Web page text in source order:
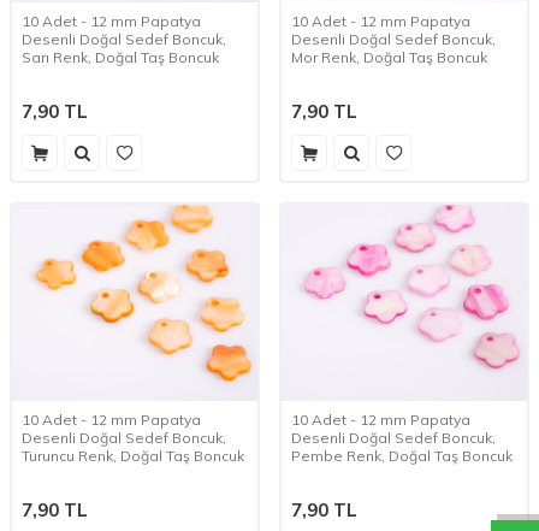
f
h
o
b
i
c
o
m
W
h
a
t
a
p
p
D
e
s
t
e
H
a
t
t
10 Adet - 12 mm Papatya
Desenli Doğal Sedef Boncuk,
Sarı Renk, Doğal Taş Boncuk
7,90 TL
10 Adet - 12 mm Papatya
Desenli Doğal Sedef Boncuk,
Mor Renk, Doğal Taş Boncuk
7,90 TL
10 Adet - 12 mm Papatya
Desenli Doğal Sedef Boncuk,
Turuncu Renk, Doğal Taş Boncuk
7,90 TL
10 Adet - 12 mm Papatya
Desenli Doğal Sedef Boncuk,
Pembe Renk, Doğal Taş Boncuk
7,90 TL